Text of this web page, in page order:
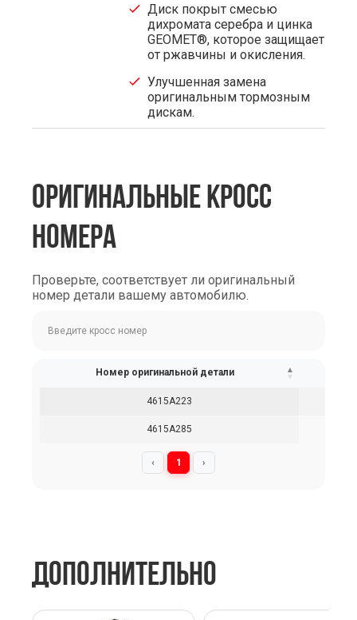
Диск покрыт смесью
дихромата серебра и цинка
GEOMET®, которое защищает
от ржавчины и окисления.
Улучшенная замена
оригинальным тормозным
дискам.
ОРИГИНАЛЬНЫЕ КРОСС
НОМЕРА
Проверьте, соответствует ли оригинальный
номер детали вашему автомобилю.
Номер оригинальной детали
4615A223
4615A285
‹ 1 ›
ДОПОЛНИТЕЛЬНО